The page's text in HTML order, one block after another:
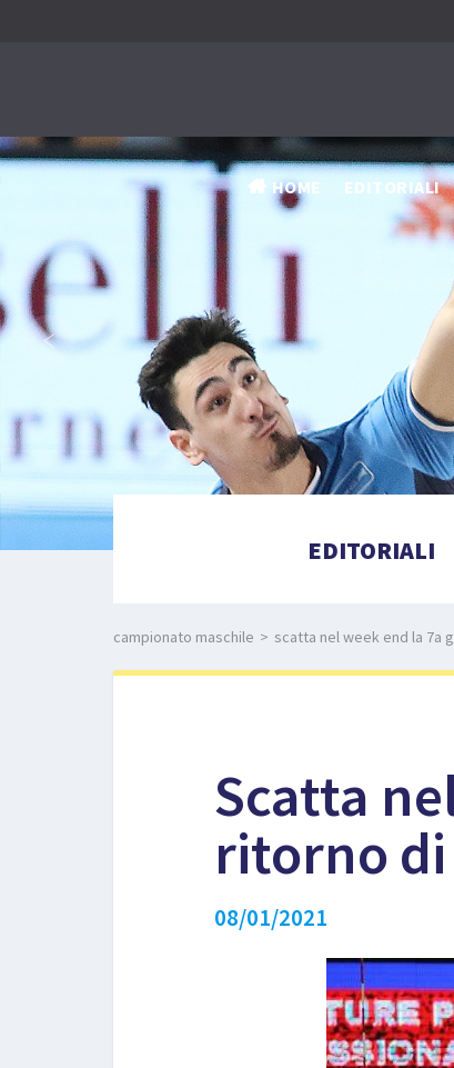
HOME EDITORIALI
‹
EDITORIALI
campionato maschile > scatta nel week end la 7a
Scatta
ritorno di
08/01/2021